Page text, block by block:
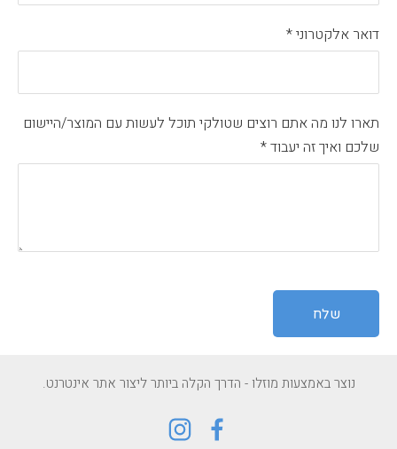
דואר אלקטרוני*
תארו לנו מה אתם רוצים שטולקי תוכל לעשות עם המוצר/היישום
שלכם ואיך זה יעבוד*
נוצר באמצעות מוזלו - הדרך הקלה ביותר ליצור אתר אינטרנט.